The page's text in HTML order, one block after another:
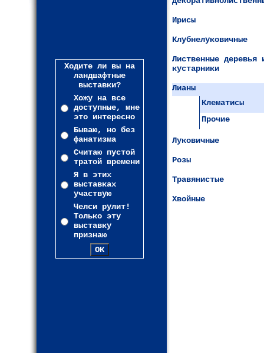
Ходите ли вы на
ландшафтные
выставки?
Хожу на все
доступные, мне
это интересно
Бываю, но без
фанатизма
Считаю пустой
тратой времени
Я в этих
выставках
участвую
Челси рулит!
Только эту
выставку
признаю
Ирисы
Клубнелуковичные
Лиственные деревья
кустарники
Лианы
Клематисы
Прочие
Луковичные
Розы
Травянистые
Хвойные